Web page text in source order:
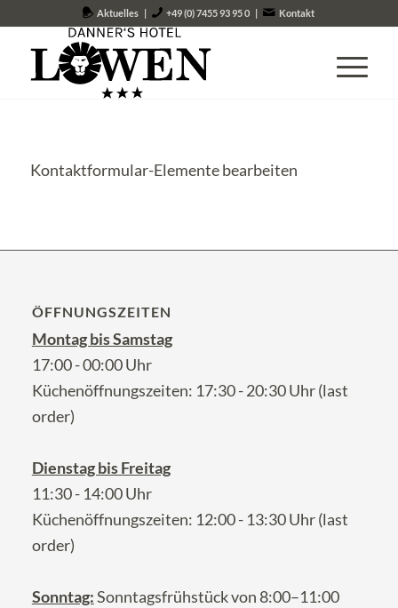
Aktuelles | +49 (0) 7455 93 95 0 | Kontakt
Kontaktformular-Elemente bearbeiten
ÖFFNUNGSZEITEN
Montag bis Samstag
17:00 - 00:00 Uhr
Küchenöffnungszeiten: 17:30 - 20:30 Uhr (last
order)
Dienstag bis Freitag
11:30 - 14:00 Uhr
Küchenöffnungszeiten: 12:00 - 13:30 Uhr (last
order)
Sonntag:Sonntagsfrühstück von 8:00–11:00